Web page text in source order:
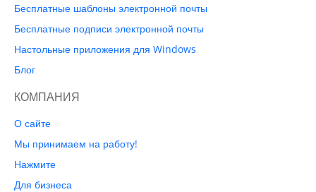
Бесплатные шаблоны электронной почты
Бесплатные подписи электронной почты
Настольные приложения для Windows
Блог
КОМПАНИЯ
О сайте
Мы принимаем на работу!
Нажмите
Для бизнеса